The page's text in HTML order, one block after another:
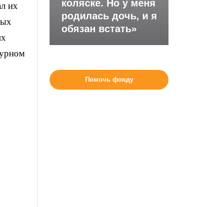
их
коляске. Но у меня
родилась дочь, и я
обязан встать»
Помочь фонду